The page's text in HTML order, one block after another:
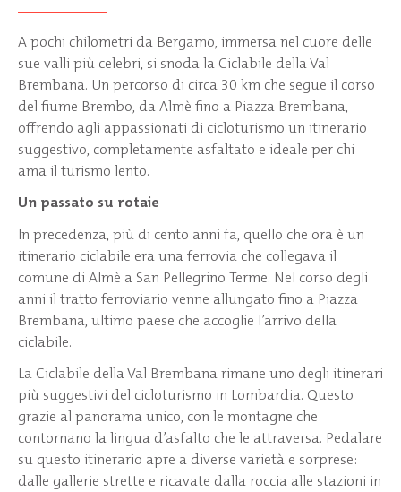
A pochi chilometri da Bergamo, immersa nel cuore delle
sue valli più celebri, si snoda la Ciclabile della Val
Brembana. Un percorso di circa 30 km che segue il corso
del fiume Brembo, da Almè fino a Piazza Brembana,
offrendo agli appassionati di cicloturismo un itinerario
suggestivo, completamente asfaltato e ideale per chi
ama il turismo lento.
Un passato su rotaie
In precedenza, più di cento anni fa, quello che ora è un
itinerario ciclabile era una ferrovia che collegava il
comune di Almè a San Pellegrino Terme. Nel corso degli
anni il tratto ferroviario venne allungato fino a Piazza
Brembana, ultimo paese che accoglie l’arrivo della
ciclabile.
La Ciclabile della Val Brembana rimane uno degli itinerari
più suggestivi del cicloturismo in Lombardia. Questo
grazie al panorama unico, con le montagne che
contornano la lingua d’asfalto che le attraversa. Pedalare
su questo itinerario apre a diverse varietà e sorprese:
dalle gallerie strette e ricavate dalla roccia alle stazioni in